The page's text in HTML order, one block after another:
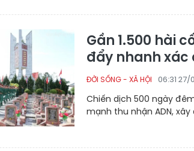
Gần 1.500 hài
đẩy nhanh xác
ĐỜI SỐNG - XÃ HỘI 06:31 27/
Chiến dịch 500 ngày
mạnh thu nhận ADN,